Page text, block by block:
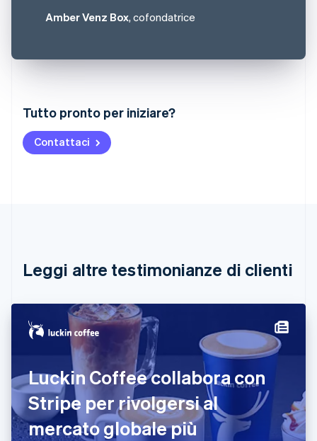
Tutto pronto per iniziare?
Contattaci
Amber Venz Box, cofondatrice
Leggi altre testimonianze di clienti
Luckin Coffee collabora con
Stripe per rivolgersi al
mercato globale più
Australia
English
Austria
DeutschEnglish
English Français
Cina continentale
Cipro
English
Croazia
EnglishItaliano
Danimarca
English
Emirati Arabi Uniti
English
Estonia
English